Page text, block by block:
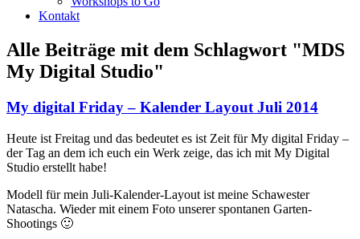
Kontakt
Alle Beiträge mit dem Schlagwort "MDS
My Digital Studio"
My digital Friday – Kalender Layout Juli 2014
Heute ist Freitag und das bedeutet es ist Zeit für My digital Friday –
der Tag an dem ich euch ein Werk zeige, das ich mit My Digital
Studio erstellt habe!
Modell für mein Juli-Kalender-Layout ist meine Schawester
Natascha. Wieder mit einem Foto unserer spontanen Garten-
Shootings 🙂